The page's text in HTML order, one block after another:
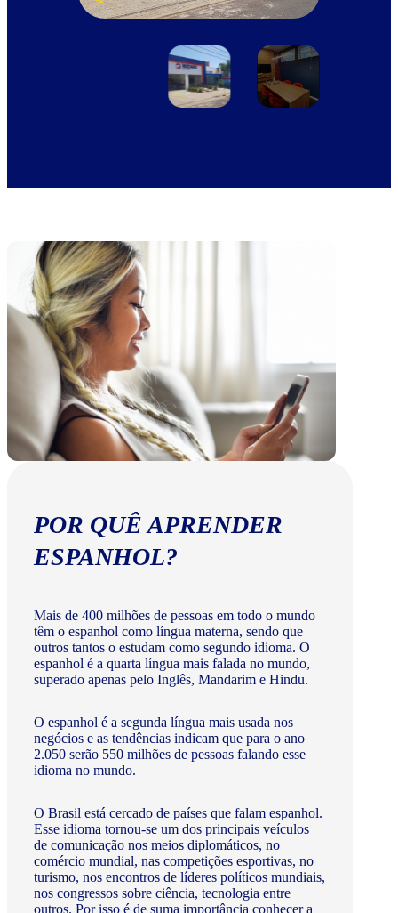
POR QUÊ APRENDER
ESPANHOL?
Mais de 400 milhões de pessoas em todo o mundo
têm o espanhol como língua materna, sendo que
outros tantos o estudam como segundo idioma. O
espanhol é a quarta língua mais falada no mundo,
superado apenas pelo Inglês, Mandarim e Hindu.
O espanhol é a segunda língua mais usada nos
negócios e as tendências indicam que para o ano
2.050 serão 550 milhões de pessoas falando esse
idioma no mundo.
O Brasil está cercado de países que falam espanhol.
Esse idioma tornou-se um dos principais veículos
de comunicação nos meios diplomáticos, no
comércio mundial, nas competições esportivas, no
turismo, nos encontros de líderes políticos mundiais,
nos congressos sobre ciência, tecnologia entre
outros. Por isso é de suma importância conhecer a